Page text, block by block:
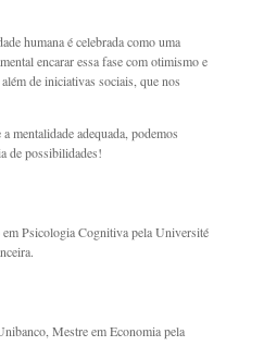
humana é celebrada como uma
encarar essa fase com otimismo e
de iniciativas sociais, que nos
mentalidade adequada, podemos
de possibilidades!
Psicologia Cognitiva pela Université
Mestre em Economia pela